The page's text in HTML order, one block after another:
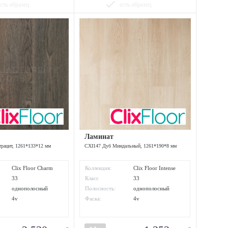
1261*133*12 мм
Clix Floor Charm
33
однополосный
4v
Ламинат
CXI147 Дуб Миндальный, 1261*190*8 мм
Коллекция:
Clix Floor Intense
Класс
износостойкости:
33
Полосность:
однополосный
Фаска:
4v